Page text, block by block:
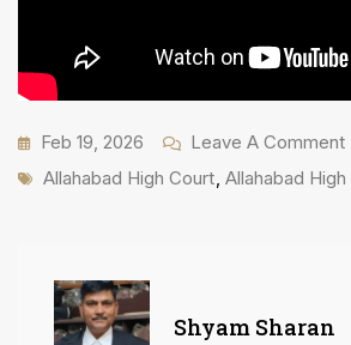
Feb 19, 2026 Leave A Comment
Tags
Allahabad High Court Allahabad
Shyam Sharan